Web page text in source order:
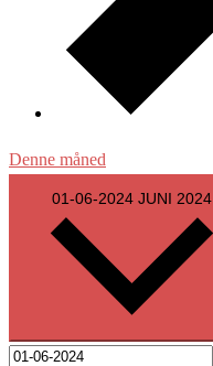
Denne måned
01-06-2024 JUNI 2024